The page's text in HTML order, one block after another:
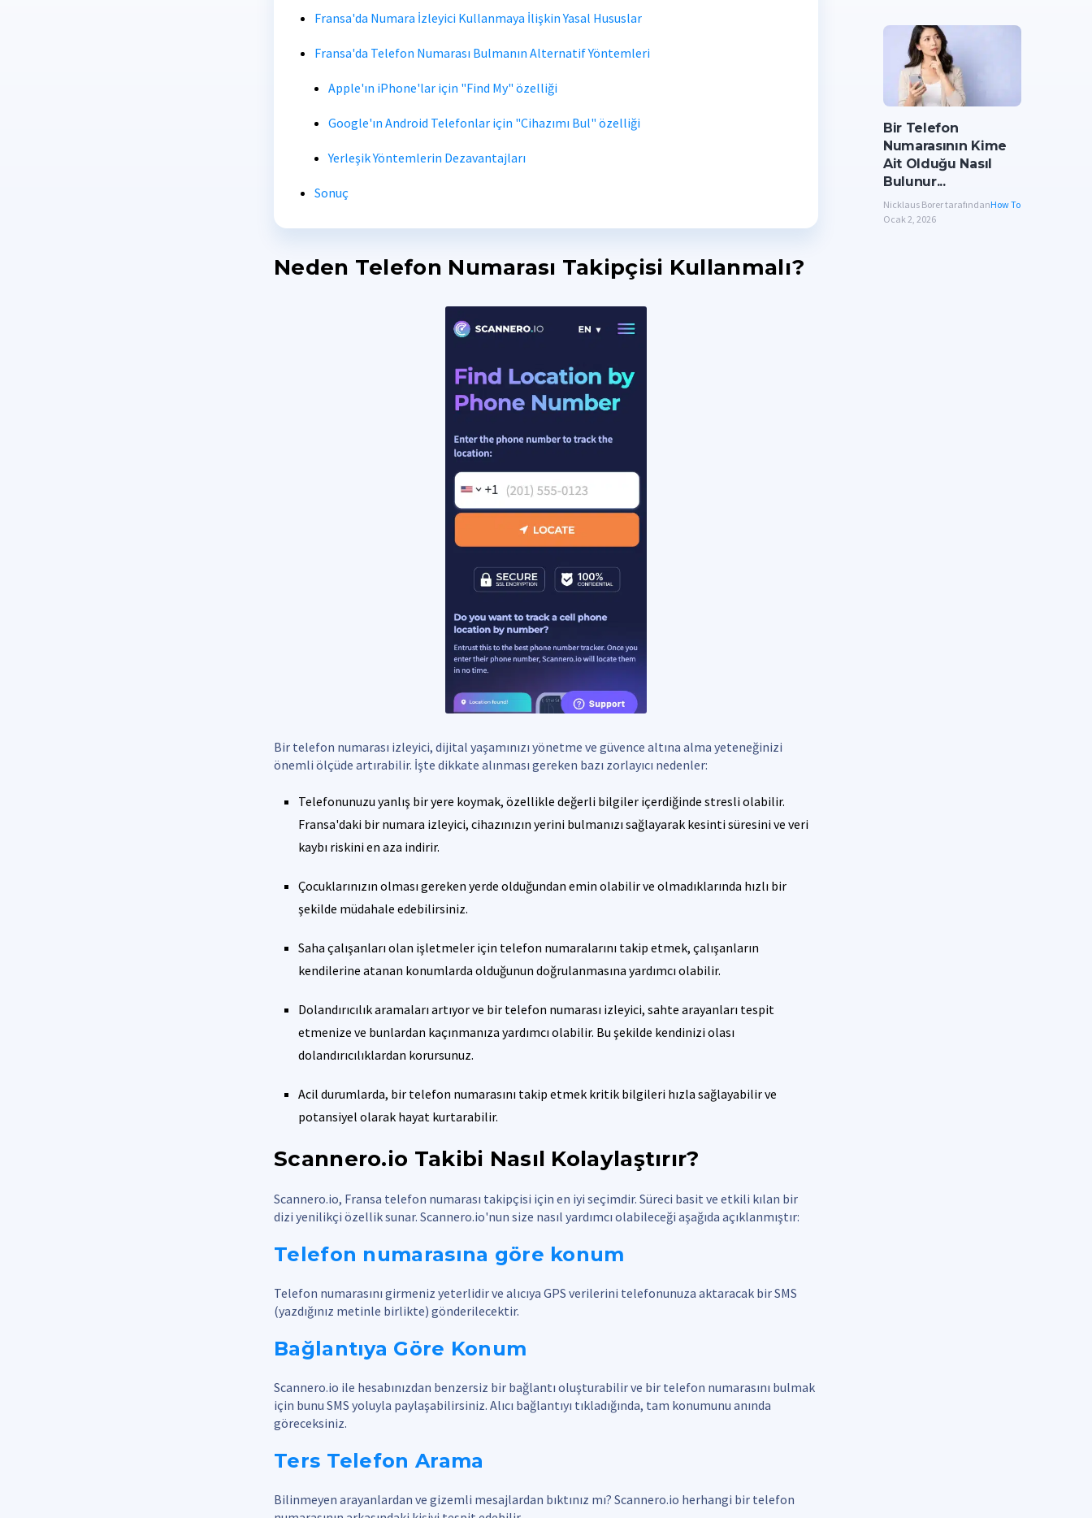
Fransa'da Numara İzleyici Kullanmaya İlişkin Yasal Hususlar
Fransa'da Telefon Numarası Bulmanın Alternatif Yöntemleri
Apple'ın iPhone'lar için "Find My" özelliği
Google'ın Android Telefonlar için "Cihazımı Bul" özelliği
Yerleşik Yöntemlerin Dezavantajları
Sonuç
Neden Telefon Numarası Takipçisi Kullanmalı?
Bir telefon numarası izleyici, dijital yaşamınızı yönetme ve güvence altına alma yeteneğinizi
önemli ölçüde artırabilir. İşte dikkate alınması gereken bazı zorlayıcı nedenler:
Telefonunuzu yanlış bir yere koymak, özellikle değerli bilgiler içerdiğinde stresli olabilir.
Fransa'daki bir numara izleyici, cihazınızın yerini bulmanızı sağlayarak kesinti süresini ve veri
kaybı riskini en aza indirir.
Çocuklarınızın olması gereken yerde olduğundan emin olabilir ve olmadıklarında hızlı bir
şekilde müdahale edebilirsiniz.
Saha çalışanları olan işletmeler için telefon numaralarını takip etmek, çalışanların
kendilerine atanan konumlarda olduğunun doğrulanmasına yardımcı olabilir.
Dolandırıcılık aramaları artıyor ve bir telefon numarası izleyici, sahte arayanları tespit
etmenize ve bunlardan kaçınmanıza yardımcı olabilir. Bu şekilde kendinizi olası
dolandırıcılıklardan korursunuz.
Acil durumlarda, bir telefon numarasını takip etmek kritik bilgileri hızla sağlayabilir ve
potansiyel olarak hayat kurtarabilir.
Scannero.io Takibi Nasıl Kolaylaştırır?
Scannero.io, Fransa telefon numarası takipçisi için en iyi seçimdir. Süreci basit ve etkili kılan bir
dizi yenilikçi özellik sunar. Scannero.io'nun size nasıl yardımcı olabileceği aşağıda açıklanmıştır:
Telefon numarasına göre konum
Telefon numarasını girmeniz yeterlidir ve alıcıya GPS verilerini telefonunuza aktaracak bir SMS
(yazdığınız metinle birlikte) gönderilecektir.
Bağlantıya Göre Konum
Scannero.io ile hesabınızdan benzersiz bir bağlantı oluşturabilir ve bir telefon numarasını bulmak
için bunu SMS yoluyla paylaşabilirsiniz. Alıcı bağlantıyı tıkladığında, tam konumunu anında
göreceksiniz.
Ters Telefon Arama
Bilinmeyen arayanlardan ve gizemli mesajlardan bıktınız mı? Scannero.io herhangi bir telefon
Bir Telefon
Numarasının Kime
Ait Olduğu Nasıl
Bulunur...
Nicklaus Borer tarafındanHow To
Ocak 2, 2026